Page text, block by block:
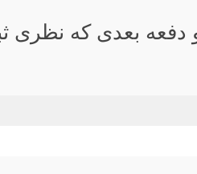
دفعه بعدی که نظری